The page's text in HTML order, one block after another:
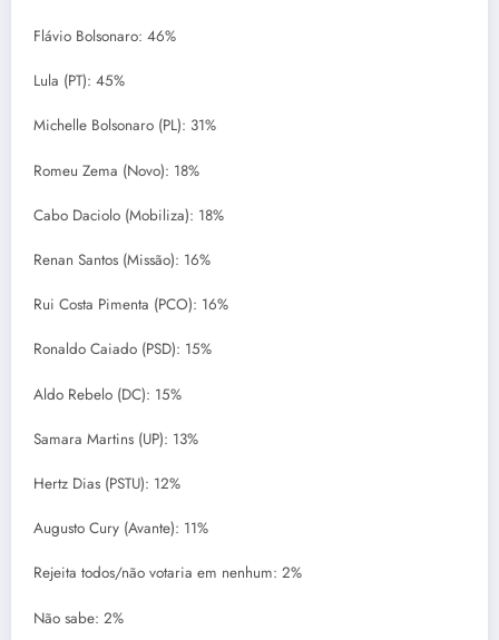
Flávio Bolsonaro: 46%
Lula (PT): 45%
Michelle Bolsonaro (PL): 31%
Romeu Zema (Novo): 18%
Cabo Daciolo (Mobiliza): 18%
Renan Santos (Missão): 16%
Rui Costa Pimenta (PCO): 16%
Ronaldo Caiado (PSD): 15%
Aldo Rebelo (DC): 15%
Samara Martins (UP): 13%
Hertz Dias (PSTU): 12%
Augusto Cury (Avante): 11%
Rejeita todos/não votaria em nenhum: 2%
Não sabe: 2%